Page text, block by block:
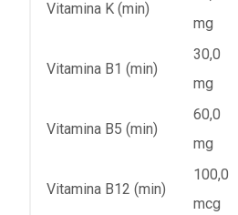
Vitamina K (min)
mg
Vitamina B1 (min)
30,0
mg
Vitamina B5 (min)
60,0
mg
Vitamina B12 (min)
100,0
mcg